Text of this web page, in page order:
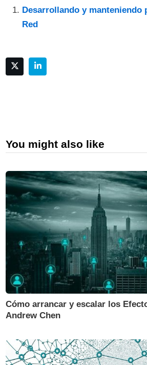
Desarrollando y manteniendo
Red
You might also like
Cómo arrancar y escalar los
Andrew Chen